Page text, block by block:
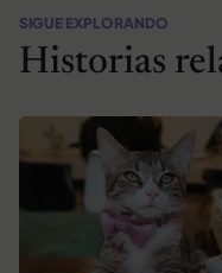
SIGUE EXPLORANDO
Historias